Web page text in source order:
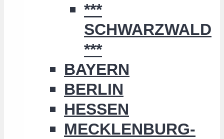
***
SCHWARZWALD
***
BAYERN
BERLIN
HESSEN
MECKLENBURG-